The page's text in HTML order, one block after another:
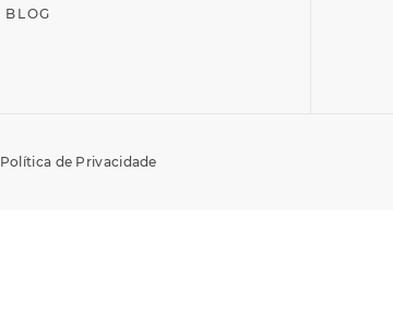
BLOG
Política de Privacidade